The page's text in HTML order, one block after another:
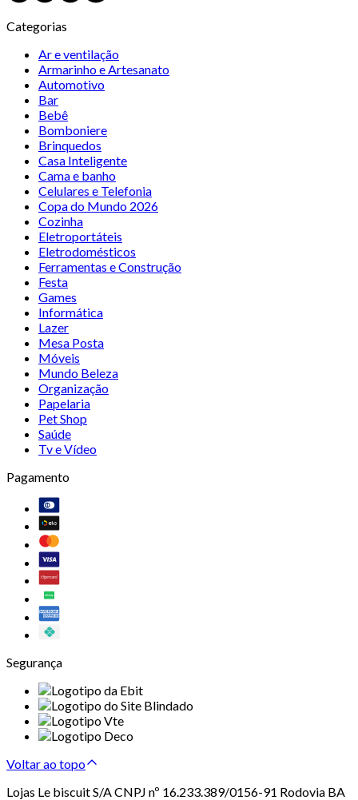
Categorias
Ar e ventilação
Armarinho e Artesanato
Automotivo
Bar
Bebê
Bomboniere
Brinquedos
Casa Inteligente
Cama e banho
Celulares e Telefonia
Copa do Mundo 2026
Cozinha
Eletroportáteis
Eletrodomésticos
Ferramentas e Construção
Festa
Games
Informática
Lazer
Mesa Posta
Móveis
Mundo Beleza
Organização
Papelaria
Pet Shop
Saúde
Tv e Vídeo
Pagamento
Segurança
Voltar ao topo
Lojas Le biscuit S/A CNPJ nº 16.233.389/0156-91 Rodovia BA